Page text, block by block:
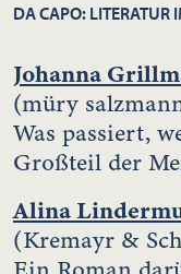
DA CAPO: LITERATUR
Johanna
(müry
Was passiert,
Großteil der
Alina
(Kremayr &